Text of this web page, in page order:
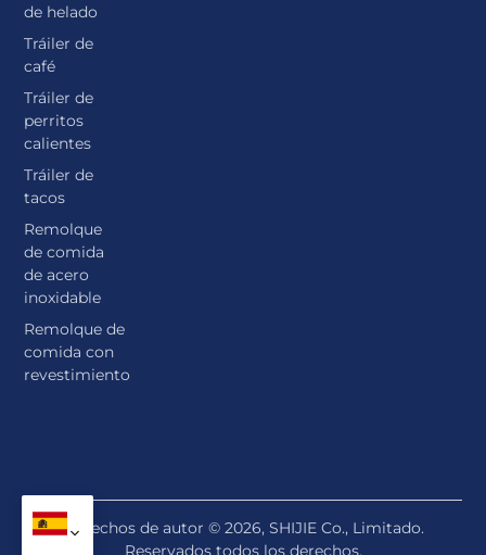
de helado
Tráiler de
café
Tráiler de
perritos
calientes
Tráiler de
tacos
Remolque
de comida
de acero
inoxidable
Remolque de
comida con
revestimiento
Derechos de autor © 2026, SHIJIE Co., Limitado.
Reservados todos los derechos.